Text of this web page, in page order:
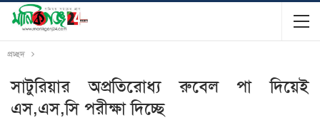
প্রচ্ছদ
সাটুরিয়ার অপ্রতিরোধ্য রুবেল পা দিয়েই
এস,এস,সি পরীক্ষা দিচ্ছে